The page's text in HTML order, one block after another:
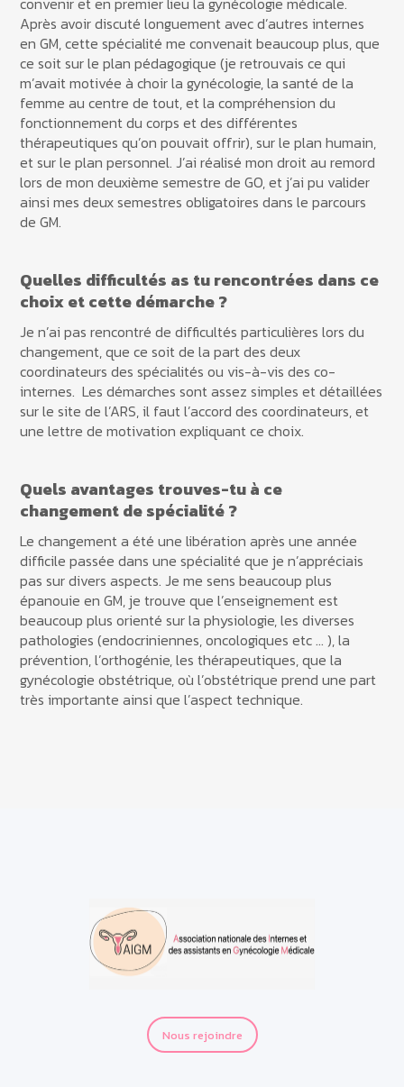
Après avoir discuté longuement avec d’autres internes
en GM, cette spécialité me convenait beaucoup plus, que
ce soit sur le plan pédagogique (je retrouvais ce qui
m’avait motivée à choir la gynécologie, la santé de la
femme au centre de tout, et la compréhension du
fonctionnement du corps et des différentes
thérapeutiques qu’on pouvait offrir), sur le plan humain,
et sur le plan personnel. J’ai réalisé mon droit au remord
lors de mon deuxième semestre de GO, et j’ai pu valider
ainsi mes deux semestres obligatoires dans le parcours
de GM.
Quelles difficultés as tu rencontrées dans ce
choix et cette démarche ?
Je n’ai pas rencontré de difficultés particulières lors du
changement, que ce soit de la part des deux
coordinateurs des spécialités ou vis-à-vis des co-
internes. Les démarches sont assez simples et détaillées
sur le site de l’ARS, il faut l’accord des coordinateurs, et
une lettre de motivation expliquant ce choix.
Quels avantages trouves-tu à ce
changement de spécialité ?
Le changement a été une libération après une année
difficile passée dans une spécialité que je n’appréciais
pas sur divers aspects. Je me sens beaucoup plus
épanouie en GM, je trouve que l’enseignement est
beaucoup plus orienté sur la physiologie, les diverses
pathologies (endocriniennes, oncologiques etc … ), la
prévention, l’orthogénie, les thérapeutiques, que la
gynécologie obstétrique, où l’obstétrique prend une part
très importante ainsi que l’aspect technique.
Nous rejoindre